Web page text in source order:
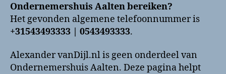
Ondernemershuis Aalten bereiken?
Het gevonden algemene telefoonnummer is
+31543493333 | 0543493333.
Alexander vanDijl.nl is geen onderdeel van
Ondernemershuis Aalten. Deze pagina helpt